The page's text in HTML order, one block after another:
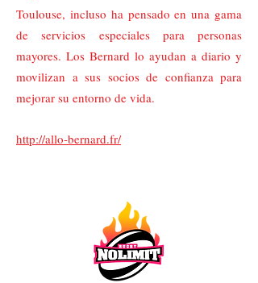
Toulouse, incluso ha pensado en una gama
de servicios especiales para personas
mayores. Los Bernard lo ayudan a diario y
movilizan a sus socios de confianza para
mejorar su entorno de vida.
http://allo-bernard.fr/